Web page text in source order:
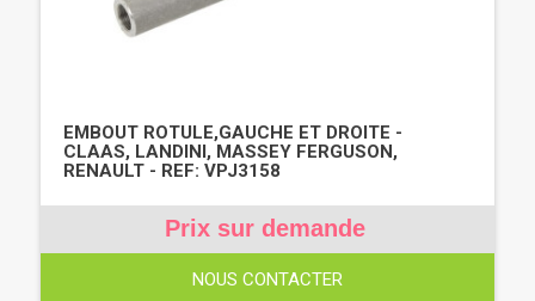
EMBOUT ROTULE,GAUCHE ET DROITE -
CLAAS, LANDINI, MASSEY FERGUSON,
RENAULT - REF: VPJ3158
Prix sur demande
NOUS CONTACTER